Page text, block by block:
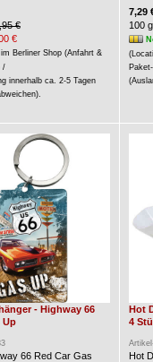
€
€
Berliner Shop (Anfahrt &
/
innerhalb ca. 2-5 Tagen
7,29
100
- Highway 66
Up
66 Red Car Gas
Hot
4
Hot